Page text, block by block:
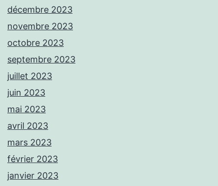
décembre 2023
novembre 2023
octobre 2023
septembre 2023
juillet 2023
juin 2023
mai 2023
avril 2023
mars 2023
février 2023
janvier 2023